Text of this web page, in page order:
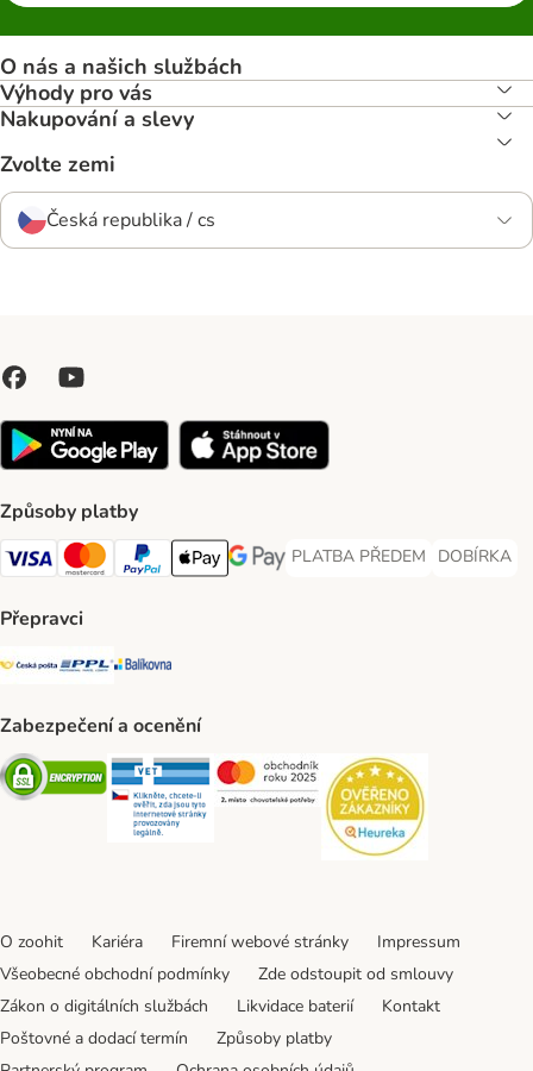
O nás a našich službách
Výhody pro vás
Nakupování a slevy
Zvolte zemi
Česká republika / cs
Způsoby platby
Visa Payment Method
Mastercard Payment Method
PayPal Payment Method
Apple pay Payment Method
GooglePay Payment Method
PLATBA PŘEDEM
PLATBA PŘEDEM Payment
DOBÍRKA
DOBÍRKA
Přepravci
Česká pošta Shipping Method
PPL Shipping Method
Balíkovna Shipping Method
Zabezpečení a ocenění
Security Security Security
O zoohit Kariéra Firemní webové stránky
Impressum
Všeobecné obchodní podmínky
Zde odstoupit od smlouvy
Zákon o digitálních službách
Likvidace baterií
Kontakt
Poštovné a dodací termín
Způsoby platby